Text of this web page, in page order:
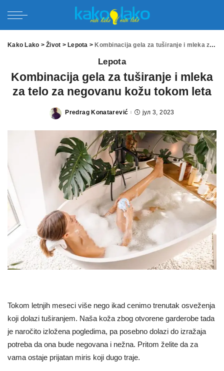
Kako Lako >Život > Lepota > Kombinacija gela za tuširanje i mleka za telo za negovanu kožu tokom leta
Lepota
Kombinacija gela za tuširanje i mleka
za telo za negovanu kožu tokom leta
Posted
Predrag Konatarević јул 3, 2023
Tokom letnjih meseci više nego ikad cenimo trenutak osveženja
koji dolazi tuširanjem. Naša koža zbog otvorene garderobe tada
je naročito izložena pogledima, pa posebno dolazi do izražaja
potreba da ona bude negovana i nežna. Pritom želite da za
vama ostaje prijatan miris koji dugo traje.